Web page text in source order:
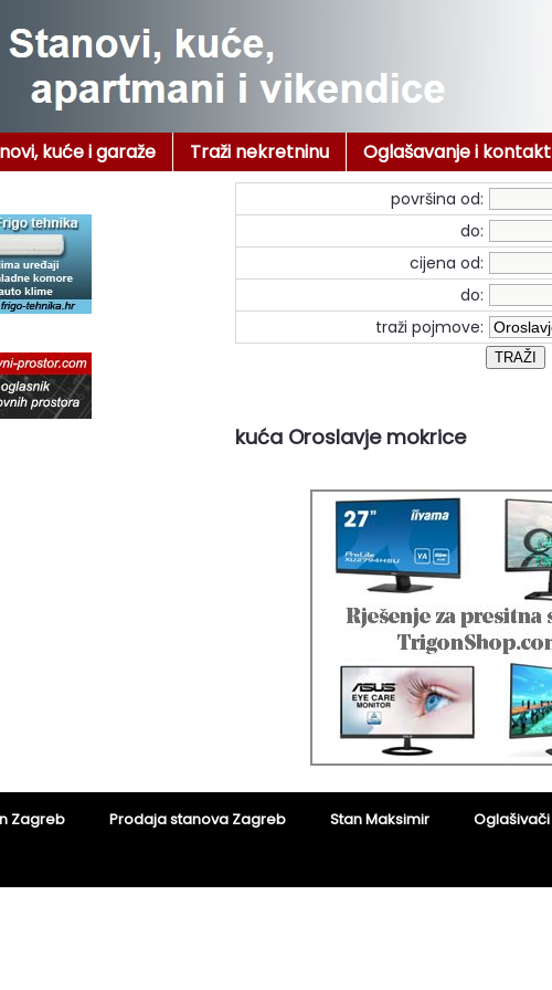
kuće i garaže Traži nekretninu Oglašavanje i kontakt
površina od:
do:
cijena od:
do:
traži pojmove:
kuća Oroslavje mokrice
Zagreb Prodaja stanova Zagreb Stan Maksimir Oglašivači